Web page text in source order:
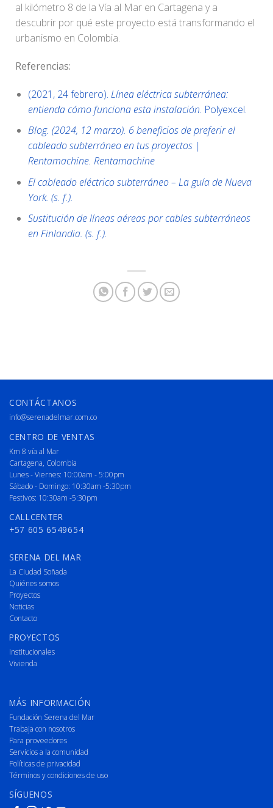
al kilómetro 8 de la Vía al Mar en Cartagena y a
descubrir por qué este proyecto está transformando el
urbanismo en Colombia.
Referencias:
(2021, 24 febrero). Línea eléctrica subterránea:
entienda cómo funciona esta instalación. Polyexcel.
Blog. (2024, 12 marzo). 6 beneficios de preferir el
cableado subterráneo en tus proyectos |
Rentamachine. Rentamachine
El cableado eléctrico subterráneo – La guía de Nueva
York. (s. f.).
Sustitución de líneas aéreas por cables subterráneos
en Finlandia. (s. f.).
CONTÁCTANOS
info@serenadelmar.com.co
CENTRO DE VENTAS
Km 8 vía al Mar
Cartagena, Colombia
Lunes - Viernes: 10:00am - 5:00pm
Sábado - Domingo: 10:30am -5:30pm
Festivos: 10:30am -5:30pm
CALLCENTER
+57 605 6549654
SERENA DEL MAR
La Ciudad Soñada
Quiénes somos
Proyectos
Noticias
Contacto
PROYECTOS
Institucionales
Vivienda
MÁS INFORMACIÓN
Fundación Serena del Mar
Trabaja con nosotros
Para proveedores
Servicios a la comunidad
Políticas de privacidad
Términos y condiciones de uso
SÍGUENOS